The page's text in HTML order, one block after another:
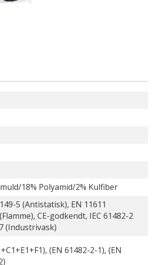
18% Polyamid/2% Kulfiber
5 (Antistatisk), EN 11611
CE-godkendt, IEC 61482-2
(Industrivask)
(EN 61482-2-1), (EN